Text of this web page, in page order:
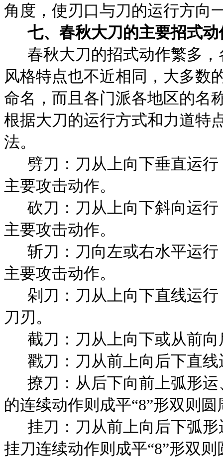
角度，使刃口与刀的运行方向
七、春秋大刀的主要招式动
春秋大刀的招式动作繁多
风格特点也不近相同，大多数
命名，而且各门派各地区的名
根据大刀的运行方式和力道特
法。
劈刀：刀从上向下垂直运
主要攻击动作。
砍刀：刀从上向下斜向运
主要攻击动作。
斩刀：刀向左或右水平运
主要攻击动作。
剁刀：刀从上向下直线运
刀刃。
截刀：刀从上向下或从前
戳刀：刀从前上向后下直
撩刀：从后下向前上弧形
的连续动作则成平“8”形双则圆
挂刀：刀从前上向后下弧
挂刀连续动作则成平“8”形双